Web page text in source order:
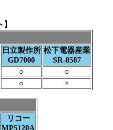
日立製作所
GD7000
松下電器産業
SR-8587
○
○
○ ×
リコー
MP5120A